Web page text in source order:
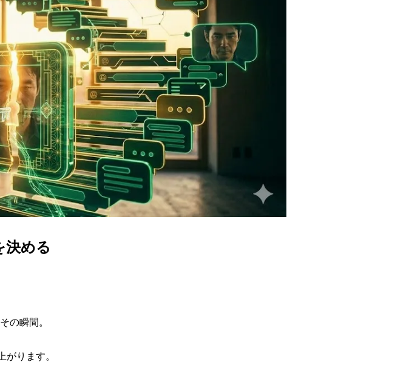
決める
の瞬間。
ります。